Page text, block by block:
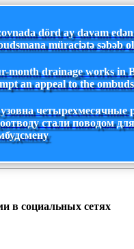
dörd ay davam
müraciətə səbəb
month drainage works in
an appeal to the
четырехмесячные
стали поводом
в социальных сетях